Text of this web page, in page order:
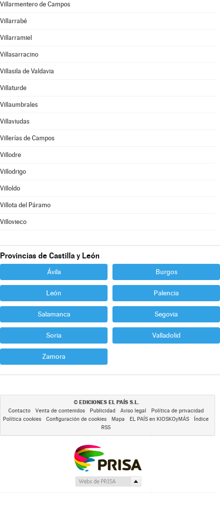
Villarmentero de Campos
Villarrabé
Villarramiel
Villasarracino
Villasila de Valdavia
Villaturde
Villaumbrales
Villaviudas
Villerías de Campos
Villodre
Villodrigo
Villoldo
Villota del Páramo
Villovieco
Provincias de Castilla y León
Ávila Burgos
León Palencia
Salamanca Segovia
Soria Valladolid
Zamora
© EDICIONES EL PAÍS S.L.
Contacto Venta de contenidos Publicidad Aviso legal
Política de privacidad
Política cookies
Configuración de cookies Mapa EL PAÍS en KIOSKOyMÁS
Índice
RSS